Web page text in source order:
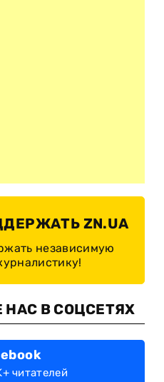
ZN.UA
независимую
НАС В СОЦСЕТЯХ
читателей